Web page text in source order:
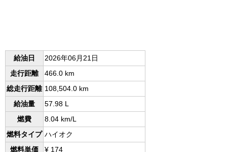
給油日
2026年06月21日
走行距離
466.0 km
総走行距離 108,504.0 km
給油量
57.98 L
燃費
8.04 km/L
燃料タイプ ハイオク
燃料単価
¥ 174